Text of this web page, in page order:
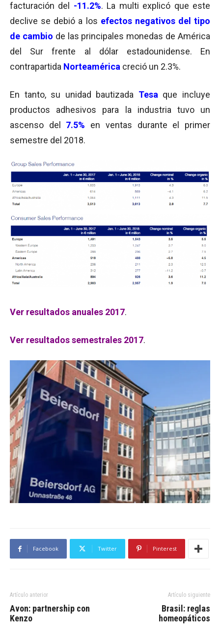
facturación del
-11.2%. La multi explicó que este
declive se debió a los efectos negativos del tipo
de cambio de las principales monedas de América
del Sur frente al dólar estadounidense. En
contrapartida Norteamérica creció un 2.3%.
En tanto, su unidad bautizada Tesa que incluye
productos adhesivos para la industria tuvo un
ascenso del 7.5% en ventas durante el primer
semestre del 2018.
Ver resultados anuales 2017.
Ver resultados semestrales 2017.
Facebook Twitter Pinterest
Artículo anterior
Avon: partnership con
Kenzo
Artículo siguiente
Brasil: reglas
homeopáticos